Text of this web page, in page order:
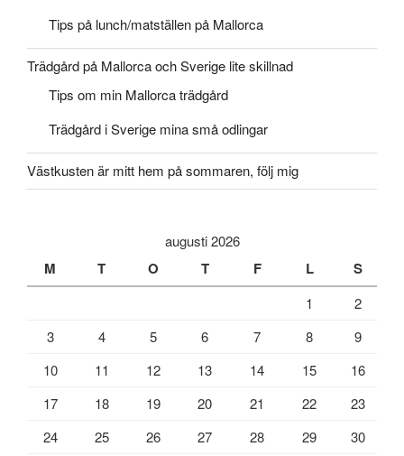
Tips på lunch/matställen på Mallorca
Trädgård på Mallorca och Sverige lite skillnad
Tips om min Mallorca trädgård
Trädgård i Sverige mina små odlingar
Västkusten är mitt hem på sommaren, följ mig
augusti 2026
M T O T F L S
1
2
3
4 5 6 7 8
9
10
11 12 13 14 15
16
17
18 19 20 21 22
23
24
25 26 27 28 29
30